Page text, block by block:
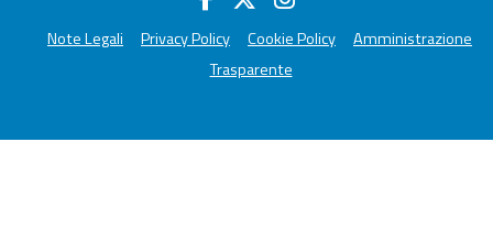
Note Legali Privacy Policy Cookie Policy
Amministrazione
Trasparente